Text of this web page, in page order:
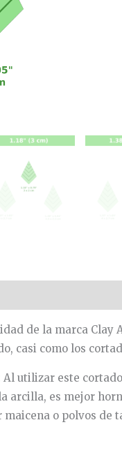
de la marca
casi como los
Al utilizar este
arcilla, es mejor
o polvos de